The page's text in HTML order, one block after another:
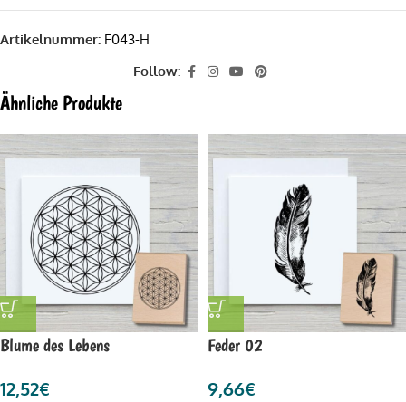
Artikelnummer: F043-H
Follow:
Ähnliche Produkte
Blume des Lebens
12,52€
Feder 02
9,66€